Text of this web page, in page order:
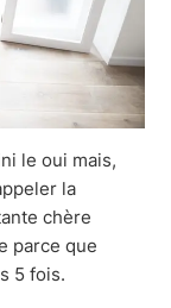
le oui mais,
la
chère
parce que
5 fois.